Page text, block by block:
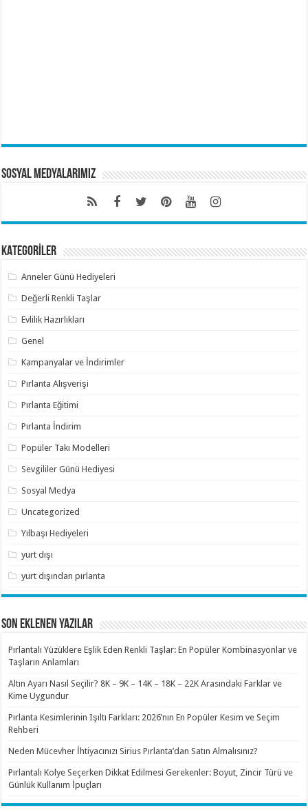
Sosyal Medyalarımız
KATEGORİLER
Anneler Günü Hediyeleri
Değerli Renkli Taşlar
Evlilik Hazırlıkları
Genel
Kampanyalar ve İndirimler
Pırlanta Alışverişi
Pırlanta Eğitimi
Pırlanta İndirim
Popüler Takı Modelleri
Sevgililer Günü Hediyesi
Sosyal Medya
Uncategorized
Yılbaşı Hediyeleri
yurt dışı
yurt dışından pırlanta
SON EKLENEN YAZILAR
Pırlantalı Yüzüklere Eşlik Eden Renkli Taşlar: En Popüler Kombinasyonlar ve
Taşların Anlamları
Altın Ayarı Nasıl Seçilir? 8K – 9K – 14K – 18K – 22K Arasındaki Farklar ve
Kime Uygundur
Pırlanta Kesimlerinin Işıltı Farkları: 2026’nın En Popüler Kesim ve Seçim
Rehberi
Neden Mücevher İhtiyacınızı Sirius Pırlanta’dan Satın Almalısınız?
Pırlantalı Kolye Seçerken Dikkat Edilmesi Gerekenler: Boyut, Zincir Türü ve
Günlük Kullanım İpuçları